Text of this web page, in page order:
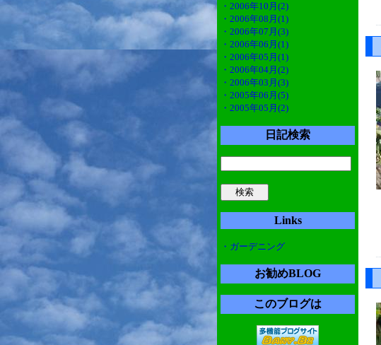
・2006年10月(2)
・2006年08月(1)
・2006年07月(3)
・2006年06月(1)
・2006年05月(1)
・2006年04月(2)
・2006年03月(3)
・2005年06月(5)
・2005年05月(2)
日記検索
Links
・ガーデニング
お勧めBLOG
このブログは